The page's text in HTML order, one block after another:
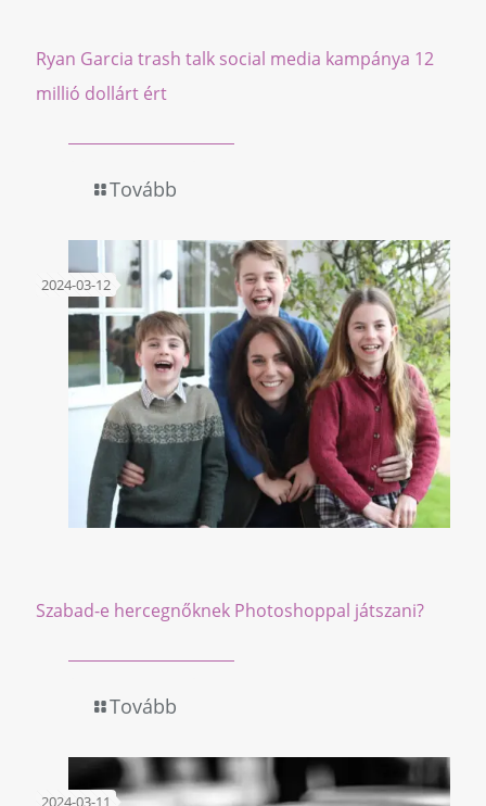
Ryan Garcia trash talk social media kampánya 12
millió dollárt ért
Tovább
2024-03-12
Szabad-e hercegnőknek Photoshoppal játszani?
Tovább
2024-03-11